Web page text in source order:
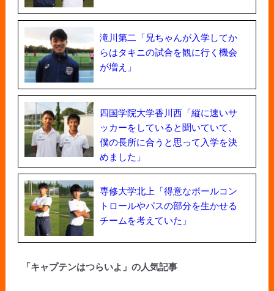
滝川第二「兄ちゃんが入学してか
らはタキニの試合を観に行く機会
が増え」
四国学院大学香川西「縦に速いサ
ッカーをしていると聞いていて、
僕の長所に合うと思って入学を決
めました」
専修大学北上「得意なボールコン
トロールやパスの部分を生かせる
チームを考えていた」
「キャプテンはつらいよ」の人気記事